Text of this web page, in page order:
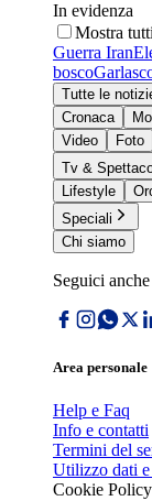
In evidenza
Mostra tutti
Guerra Iran
bosco
Tutte le
Cronaca
Video
Foto
Tv &
Lifestyle
Speciali
Chi siamo
Seguici anche
Area personale
Help e Faq
Info e contatti
Termini del
Utilizzo dati
Cookie Policy